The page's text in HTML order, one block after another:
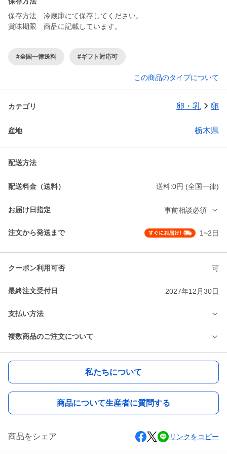
保存方法 冷蔵庫にて保存してください。
賞味期限 商品に記載しています。
#全国一律送料 #ギフト対応可
この商品のタイプについて
カテゴリ 卵・乳 卵
産地 栃木県
配送方法
配送料金（送料） 送料:0円 (全国一律)
お届け日指定 事前相談必須
注文から発送まで 1~2日
クーポン利用可否 可
最終注文受付日 2027年12月30日
支払い方法
複数商品のご注文について
私たちについて
商品について生産者に質問する
商品をシェア リンクをコピー